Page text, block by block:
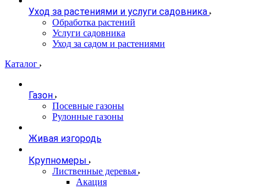
Уход за растениями и услуги садовника
Обработка растений
Услуги садовника
Уход за садом и растениями
Каталог
Газон
Посевные газоны
Рулонные газоны
Живая изгородь
Крупномеры
Лиственные деревья
Акация